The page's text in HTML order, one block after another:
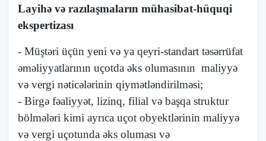
Layihə və razılaşmaların mühasibat-hüquqi
ekspertizası
- Müştəri üçün yeni və ya qeyri-standart təsərrüfat
əməliyyatlarının uçotda əks olumasının maliyyə
və vergi nəticələrinin qiymətləndirilməsi;
- Birgə fəaliyyət, lizinq, filial və başqa struktur
bölmələri kimi ayrıca uçot obyektlərinin maliyyə
və vergi uçotunda əks oluması və